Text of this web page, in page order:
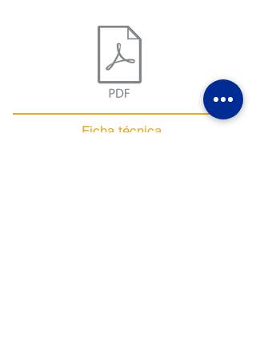
Ficha técnica